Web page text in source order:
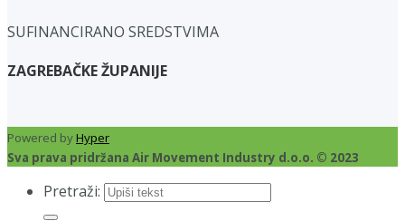
SUFINANCIRANO SREDSTVIMA
ZAGREBAČKE ŽUPANIJE
Powered byHyper
Sva prava pridržana Air Movement Industry d.o.o. © 2023
Pretraži: